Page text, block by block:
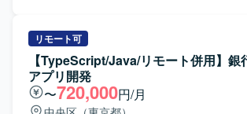
刷新に伴う各種機能の開発・改修に携わっ
す。 【求める人物像】 AI駆動開発に積極的に取り組み、新
しい技術やツールの活用に前向きにチャレ
方を求めています。関係者と協調しながら、
ェクトで主体的に動ける方が望ましいです。 【ポジション
リモート可
【TypeScript/Java/リモート併用】銀
アプリ開発
〜720,000円/月